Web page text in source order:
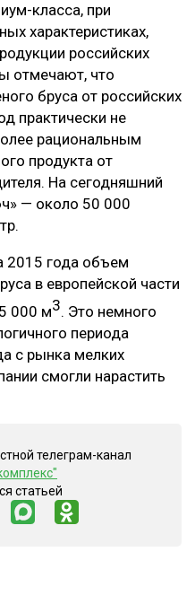
класса, при
характеристиках,
российских
отмечают, что
бруса от российских
практически не
рациональным
продукта от
На сегодняшний
— около 50 000
2015 года объем
в европейской части
000 м3. Это немного
периода
с рынка мелких
смогли нарастить
телеграм-канал
статьей